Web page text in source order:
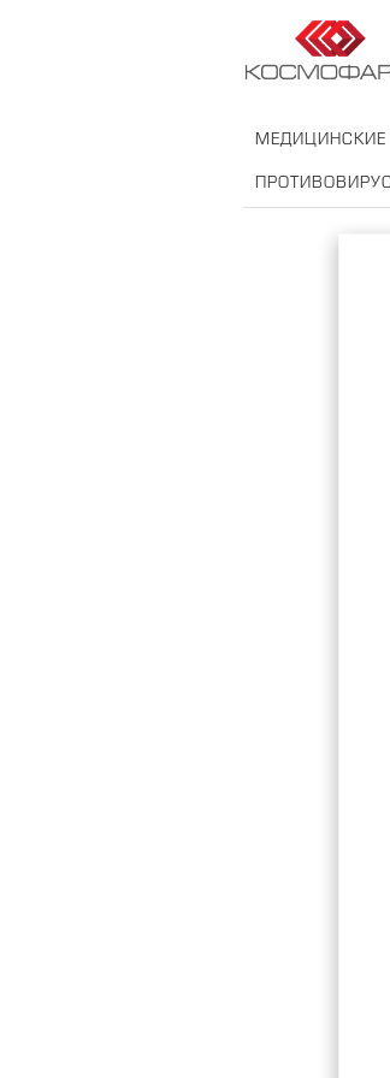
RU EN DE
МЕДИЦИНСКИЕ